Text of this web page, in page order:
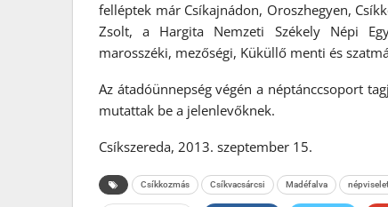
felléptek már Csíkajnádon, Oroszhegyen,
Zsolt, a Hargita Nemzeti Székely Népi
marosszéki, mezőségi, Küküllő menti és
Az átadóünnepség végén a néptánccsoport
mutattak be a jelenlevőknek.
Csíkszereda, 2013. szeptember 15.
Csíkkozmás Csíkvacsárcsi Madéfalva népviselet